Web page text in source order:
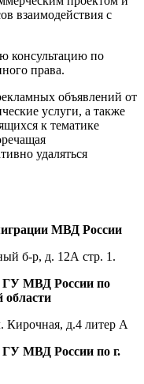
взаимодействия с
консультацию по
права.
объявлений от
услуги, а также
к тематике
удаляться
МВД России
б-р, д. 12А стр. 1.
ГУ МВД России по
области
Кирочная, д.4 литер А
ГУ МВД России по г.